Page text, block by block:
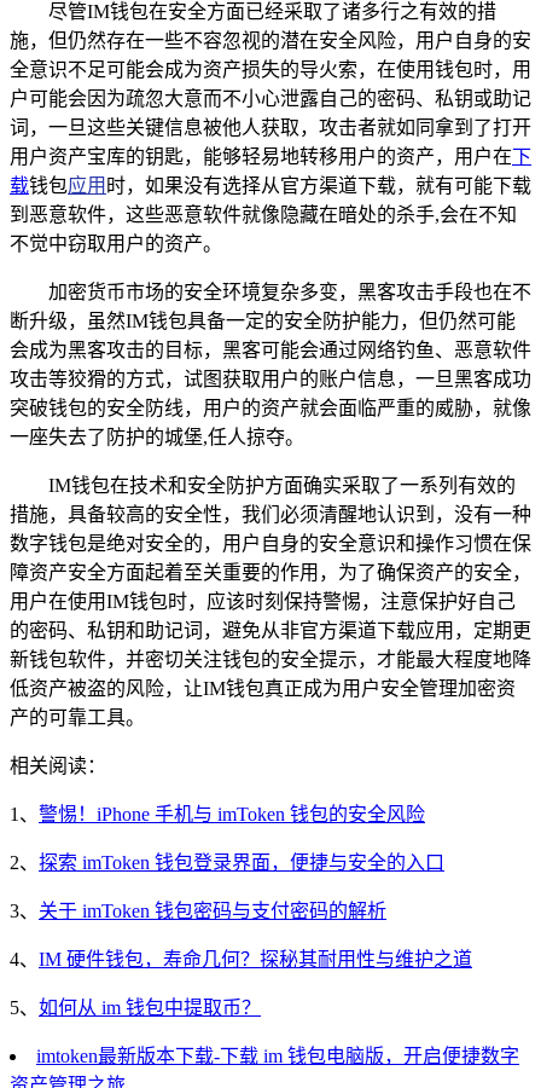
尽管IM钱包在安全方面已经采取了诸多行之有效的措
施，但仍然存在一些不容忽视的潜在安全风险，用户自身的安
全意识不足可能会成为资产损失的导火索，在使用钱包时，用
户可能会因为疏忽大意而不小心泄露自己的密码、私钥或助记
词，一旦这些关键信息被他人获取，攻击者就如同拿到了打开
用户资产宝库的钥匙，能够轻易地转移用户的资产，用户在下
载钱包应用 时，如果没有选择从官方渠道下载，就有可能下载
到恶意软件，这些恶意软件就像隐藏在暗处的杀手,会在不知
不觉中窃取用户的资产。
加密货币市场的安全环境复杂多变，黑客攻击手段也在不
断升级，虽然IM钱包具备一定的安全防护能力，但仍然可能
会成为黑客攻击的目标，黑客可能会通过网络钓鱼、恶意软件
攻击等狡猾的方式，试图获取用户的账户信息，一旦黑客成功
突破钱包的安全防线，用户的资产就会面临严重的威胁，就像
一座失去了防护的城堡,任人掠夺。
IM钱包在技术和安全防护方面确实采取了一系列有效的
措施，具备较高的安全性，我们必须清醒地认识到，没有一种
数字钱包是绝对安全的，用户自身的安全意识和操作习惯在保
障资产安全方面起着至关重要的作用，为了确保资产的安全，
用户在使用IM钱包时，应该时刻保持警惕，注意保护好自己
的密码、私钥和助记词，避免从非官方渠道下载应用，定期更
新钱包软件，并密切关注钱包的安全提示，才能最大程度地降
低资产被盗的风险，让IM钱包真正成为用户安全管理加密资
产的可靠工具。
相关阅读：
1、 警惕！iPhone 手机与 imToken 钱包的安全风险
2、 探索 imToken 钱包登录界面，便捷与安全的入口
3、 关于 imToken 钱包密码与支付密码的解析
4、 IM 硬件钱包，寿命几何？探秘其耐用性与维护之道
5、 如何从 im 钱包中提取币？
imtoken最新版本下载-下载 im 钱包电脑版，开启便捷数字